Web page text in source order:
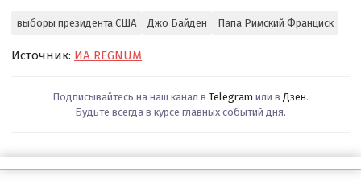
выборы президента США Джо Байден Папа Римский Франциск
Источник: ИА REGNUM
Подписывайтесь на наш канал в Telegram или в Дзен.
Будьте всегда в курсе главных событий дня.